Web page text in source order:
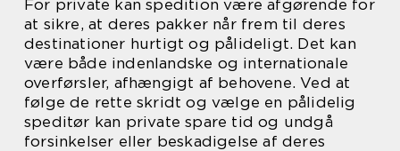
For private kan spedition være afgørende for
at sikre, at deres pakker når frem til deres
destinationer hurtigt og pålideligt. Det kan
være både indenlandske og internationale
overførsler, afhængigt af behovene. Ved at
følge de rette skridt og vælge en pålidelig
speditør kan private spare tid og undgå
forsinkelser eller beskadigelse af deres